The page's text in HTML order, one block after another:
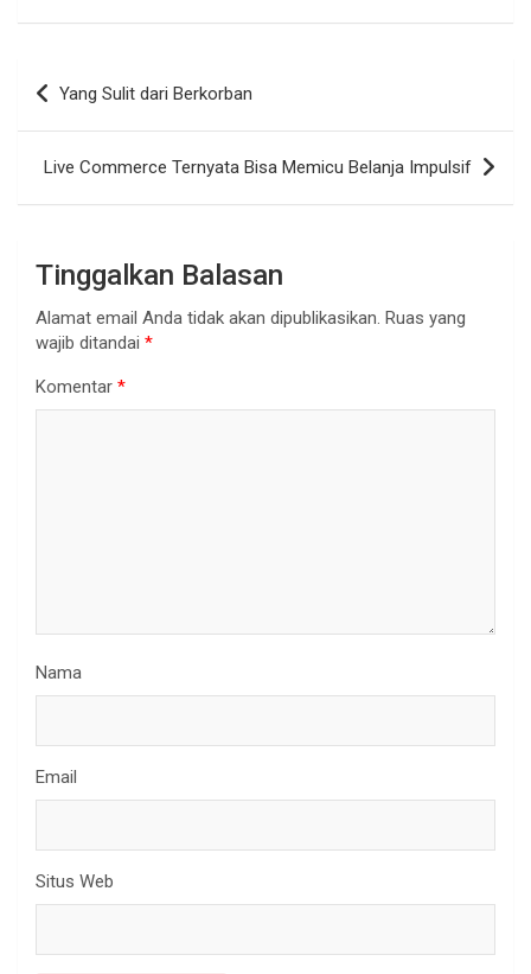
Navigasi
pos
Yang Sulit dari Berkorban
Live Commerce Ternyata Bisa Memicu Belanja Impulsif
Tinggalkan Balasan
Alamat email Anda tidak akan dipublikasikan. Ruas yang
wajib ditandai *
Komentar *
Nama
Email
Situs Web